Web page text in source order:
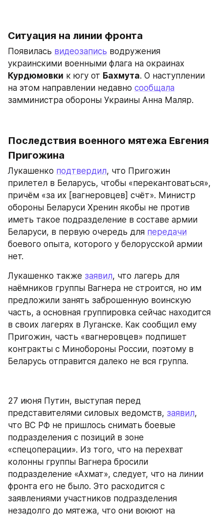
Ситуация на линии фронта
Появилась видеозапись водружения
Курдюмовки к югу от Бахмута. О наступлении
на этом направлении недавно сообщала
замминистра обороны Украины Анна Маляр.
Последствия военного мятежа Евгения
Пригожина
Лукашенко подтвердил, что Пригожин
прилетел в Беларусь, чтобы «перекантоваться»,
причём «за их [вагнеровцев] счёт». Министр
обороны Беларуси Хренин якобы не против
иметь такое подразделение в составе армии
Беларуси, в первую очередь для передачи
боевого опыта, которого у белорусской армии
нет.
Лукашенко также заявил, что лагерь для
наёмников группы Вагнера не строится, но им
предложили занять заброшенную воинскую
часть, а основная группировка сейчас находится
в своих лагерях в Луганске. Как сообщил ему
Пригожин, часть «вагнеровцев» подпишет
контракты с Минобороны России, поэтому в
Беларусь отправится далеко не вся группа.
27 июня Путин, выступая перед
представителями силовых ведомств, заявил,
что ВС РФ не пришлось снимать боевые
подразделения с позиций в зоне
«спецоперации». Из того, что на перехват
колонны группы Вагнера бросили
подразделение «Ахмат», следует, что на линии
фронта его не было. Это расходится с
заявлениями участников подразделения
незадолго до мятежа, что они воюют на